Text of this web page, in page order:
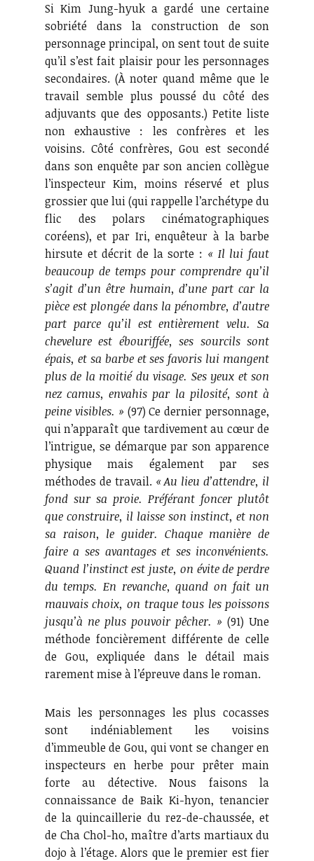
Si Kim Jung-hyuk a gardé une certaine
sobriété dans la construction de son
personnage principal, on sent tout de suite
qu’il s’est fait plaisir pour les personnages
secondaires. (À noter quand même que le
travail semble plus poussé du côté des
adjuvants que des opposants.) Petite liste
non exhaustive : les confrères et les
voisins. Côté confrères, Gou est secondé
dans son enquête par son ancien collègue
l’inspecteur Kim, moins réservé et plus
grossier que lui (qui rappelle l’archétype du
flic des polars cinématographiques
coréens), et par Iri, enquêteur à la barbe
hirsute et décrit de la sorte : « Il lui faut
beaucoup de temps pour comprendre qu’il
s’agit d’un être humain, d’une part car la
pièce est plongée dans la pénombre, d’autre
part parce qu’il est entièrement velu. Sa
chevelure est ébouriffée, ses sourcils sont
épais, et sa barbe et ses favoris lui mangent
plus de la moitié du visage. Ses yeux et son
nez camus, envahis par la pilosité, sont à
peine visibles. »(97) Ce dernier personnage,
qui n’apparaît que tardivement au cœur de
l’intrigue, se démarque par son apparence
physique mais également par ses
méthodes de travail. « Au lieu d’attendre, il
fond sur sa proie. Préférant foncer plutôt
que construire, il laisse son instinct, et non
sa raison, le guider. Chaque manière de
faire a ses avantages et ses inconvénients.
Quand l’instinct est juste, on évite de perdre
du temps. En revanche, quand on fait un
mauvais choix, on traque tous les poissons
jusqu’à ne plus pouvoir pêcher. » (91) Une
méthode foncièrement différente de celle
de Gou, expliquée dans le détail mais
rarement mise à l’épreuve dans le roman.
Mais les personnages les plus cocasses
sont indéniablement les voisins
d’immeuble de Gou, qui vont se changer en
inspecteurs en herbe pour prêter main
forte au détective. Nous faisons la
connaissance de Baik Ki-hyon, tenancier
de la quincaillerie du rez-de-chaussée, et
de Cha Chol-ho, maître d’arts martiaux du
dojo à l’étage. Alors que le premier est fier